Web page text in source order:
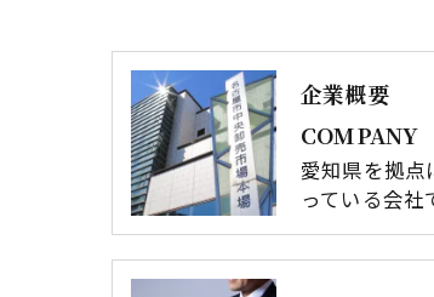
企業概要
COMPANY
愛知県を拠点
っている会